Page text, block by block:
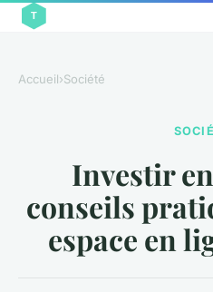
Accueil›Société
Investir
conseils
espace en